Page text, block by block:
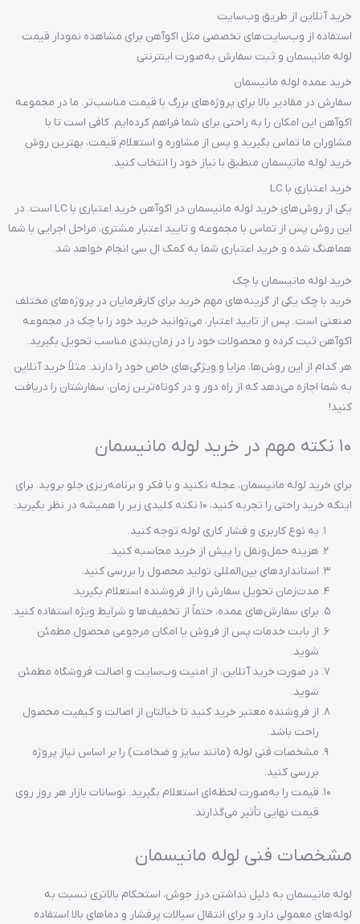
خرید آنلاین از طریق وب‌سایت
استفاده از وب‌سایت‌های تخصصی مثل اکوآهن برای مشاهده نمودار قیمت
لوله مانیسمان و ثبت سفارش به‌صورت اینترنتی
خرید عمده لوله مانیسمان
سفارش در مقادیر بالا برای پروژه‌های بزرگ با قیمت مناسب‌تر. ما در مجموعه
اکوآهن این امکان را به راحتی برای شما فراهم کرده‌ایم. کافی است تا با
مشاوران ما تماس بگیرید و پس از مشاوره و استعلام قیمت، بهترین روش
خرید لوله مانیسمان منطبق با نیاز خود را انتخاب کنید.
خرید اعتباری با LC
یکی از روش‌های خرید لوله مانیسمان در اکوآهن خرید اعتباری با LC است. در
این روش پس از تماس با مجموعه و تایید اعتبار مشتری، مراحل اجرایی با شما
هماهنگ شده و خرید اعتباری شما به کمک ال سی انجام خواهد شد.
خرید لوله مانیسمان با چک
خرید با چک یکی از گزینه‌های مهم خرید برای کارفرمایان در پروژه‌های مختلف
صنعتی است. پس از تایید اعتبار، می‌توانید خرید خود را با چک در مجموعه
اکوآهن ثبت کرده و محصولات خود را در زمان‌بندی مناسب تحویل بگیرید.
هر کدام از این روش‌ها، مزایا و ویژگی‌های خاص خود را دارند. مثلاً خرید آنلاین
به شما اجازه می‌دهد که از راه دور و در کوتاه‌ترین زمان، سفارشتان را دریافت
کنید!
10 نکته مهم در خرید لوله مانیسمان
برای خرید لوله مانیسمان، عجله نکنید و با فکر و برنامه‌ریزی جلو بروید. برای
اینکه خرید راحتی را تجربه کنید، 10 نکته کلیدی زیر را همیشه در نظر بگیرید:
به نوع کاربری و فشار کاری لوله توجه کنید.
هزینه حمل‌ونقل را پیش از خرید محاسبه کنید.
استانداردهای بین‌المللی تولید محصول را بررسی کنید.
مدت‌زمان تحویل سفارش را از فروشنده استعلام بگیرید.
برای سفارش‌های عمده، حتماً از تخفیف‌ها و شرایط ویژه استفاده کنید.
از بابت خدمات پس از فروش یا امکان مرجوعی محصول مطمئن
شوید.
در صورت خرید آنلاین، از امنیت وب‌سایت و اصالت فروشگاه مطمئن
شوید.
از فروشنده معتبر خرید کنید تا خیالتان از اصالت و کیفیت محصول
راحت باشد.
مشخصات فنی لوله (مانند سایز و ضخامت) را بر اساس نیاز پروژه
بررسی کنید.
قیمت را به‌صورت لحظه‌ای استعلام بگیرید. نوسانات بازار هر روز روی
قیمت نهایی تأثیر می‌گذارند.
مشخصات فنی لوله مانیسمان
لوله مانیسمان به دلیل نداشتن درز جوش، استحکام بالاتری نسبت به
لوله‌های معمولی دارد و برای انتقال سیالات پرفشار و دماهای بالا استفاده